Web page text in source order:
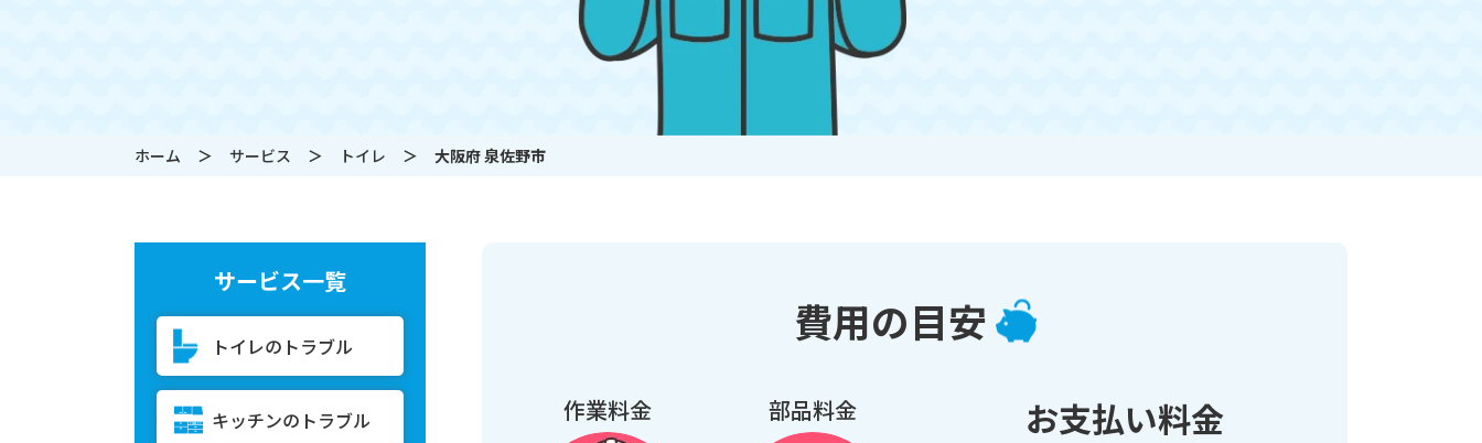
ホーム サービス トイレ 大阪府 泉佐野市
サービス一覧
トイレのトラブル
キッチンのトラブル
費用の目安
作業料金 部品料金 お支払い料金